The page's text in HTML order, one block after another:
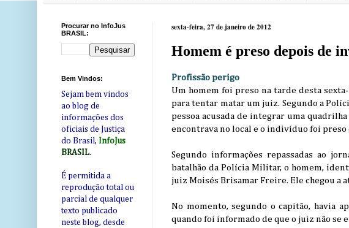
sexta-feira, 27 de janeiro de 2012
Homem é preso depois de
Profissão perigo
Um homem foi preso na tarde desta
para tentar matar um juiz. Segundo a
pessoa acusada de integrar uma
encontrava no local e o indivíduo foi
Segundo informações repassadas ao
batalhão da Polícia Militar, o homem,
juiz Moisés Brisamar Freire. Ele chegou a
No momento, segundo o capitão, havia
quando foi informado de que o juiz não se
Procurar no InfoJus
BRASIL:
Bem Vindos:
Sejam bem vindos
ao blog de
informações dos
oficiais de Justiça
do Brasil, InfoJus
BRASIL.
É permitida a
reprodução total ou
parcial de qualquer
texto publicado
neste blog, desde